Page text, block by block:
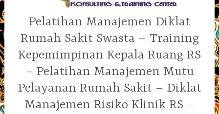
Pelatihan Manajemen Diklat
Rumah Sakit Swasta – Training
Kepemimpinan Kepala Ruang RS
– Pelatihan Manajemen Mutu
Pelayanan Rumah Sakit – Diklat
Manajemen Risiko Klinik RS –